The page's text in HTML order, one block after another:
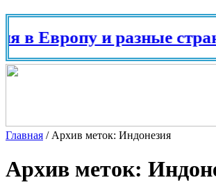
в Европу и разные
Главная / Архив меток: Индонезия
Архив меток: